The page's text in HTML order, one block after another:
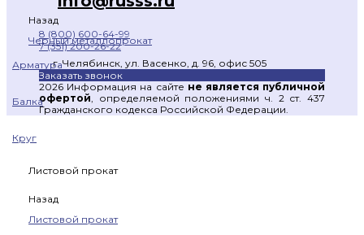
Назад
Черный металлопрокат
Арматура
Балка
Круг
Листовой прокат
Назад
Листовой прокат
8 (800) 600-64-99
7 (351) 200-26-22
г. Челябинск, ул. Васенко, д. 96, офис 505
Заказать звонок
2026 Информация на сайте не является публичной
офертой , определяемой положениями ч. 2 ст. 437
Гражданского кодекса Российской Федерации.